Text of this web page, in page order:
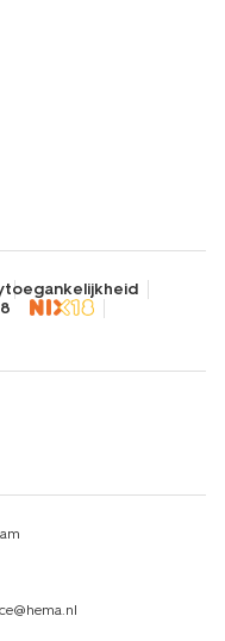
toegankelijkheid